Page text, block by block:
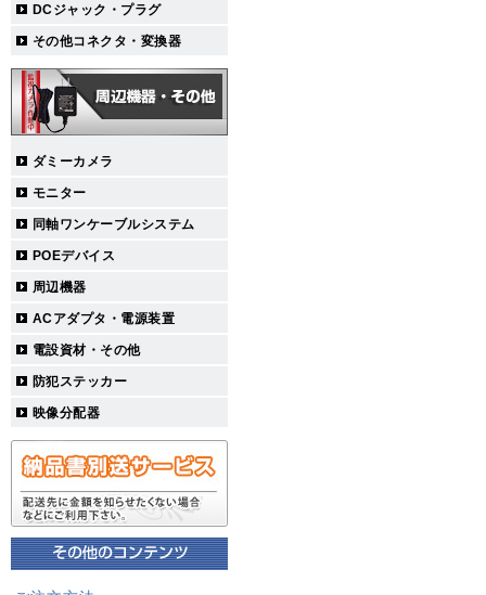
DCジャック・プラグ
その他コネクタ・変換器
ダミーカメラ
モニター
同軸ワンケーブルシステム
POEデバイス
周辺機器
ACアダプタ・電源装置
電設資材・その他
防犯ステッカー
映像分配器